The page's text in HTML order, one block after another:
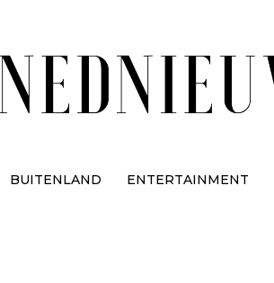
BUITENLAND ENTERTAINMENT